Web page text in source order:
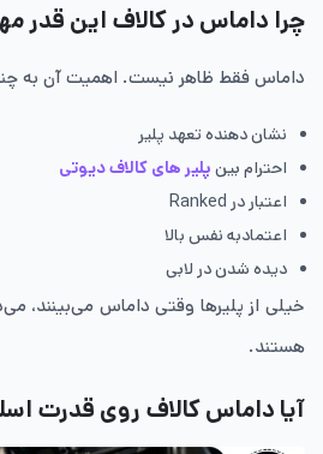
چرا داماس در کالاف این قدر
داماس فقط ظاهر نیست. اهمیت آن به
نشان دهنده تعهد پلیر
احترام بین پلیر های کالاف دیوتی
اعتبار در Ranked
اعتمادبه نفس بالا
دیده شدن در لابی
خیلی از پلیرها وقتی داماس می‌بینند،
هستند.
آیا داماس کالاف روی قدرت